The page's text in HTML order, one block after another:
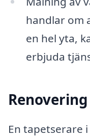
handlar om
en hel yta,
erbjuda
En tapetserare